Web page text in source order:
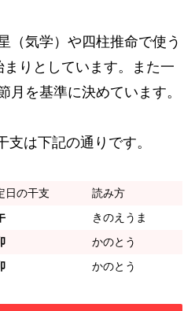
（気学）や四柱推命で使う
りとしています。また一
月を基準に決めています。
は下記の通りです。
日の干支
読み方
きのえうま
かのとう
かのとう